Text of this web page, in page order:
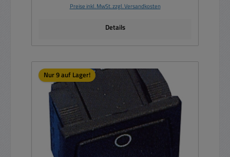
Preise inkl. MwSt. zzgl. Versandkosten
Details
Nur 9 auf Lager!